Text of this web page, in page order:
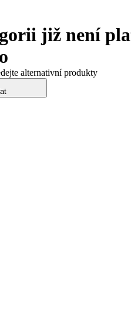
již není
alternativní produkty